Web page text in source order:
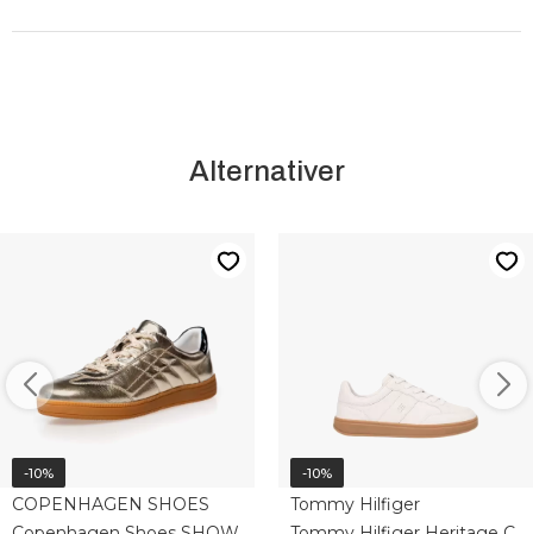
Alternativer
-10%
COPENHAGEN SHOES
-10%
Tommy Hilfiger